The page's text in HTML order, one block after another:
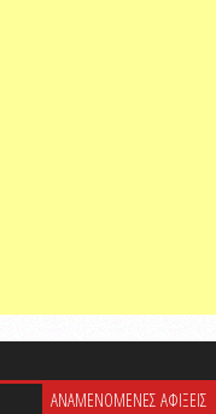
ΑΝΑΜΕΝΟΜΕΝΕΣ ΑΦΙΞΕΙΣ